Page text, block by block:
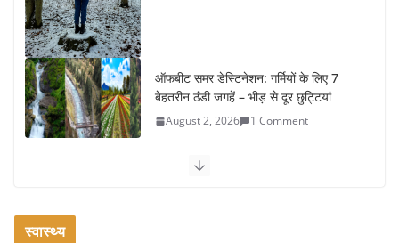
कश्मीर यात्रा गाइड: प्राकृतिक सुंदरता और
स्वादिष्ट भोजन का अनूठा संगम
August 1, 2026 1 Comment
वजन घटाने के लिए 8 बेहतरीन वॉकिंग एक्सरसाइज: 1 महीने में पाएं 3-4
July 31, 2026
स्वास्थ्य